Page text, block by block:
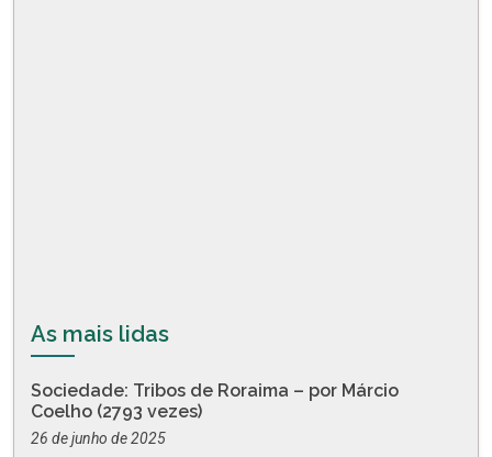
As mais lidas
Sociedade: Tribos de Roraima – por Márcio
Coelho (2793 vezes)
26 de junho de 2025